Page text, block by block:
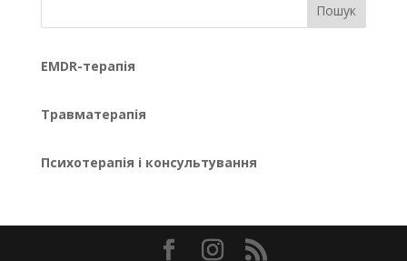
Пошук
EMDR-терапія
Травматерапія
Психотерапія і консультування